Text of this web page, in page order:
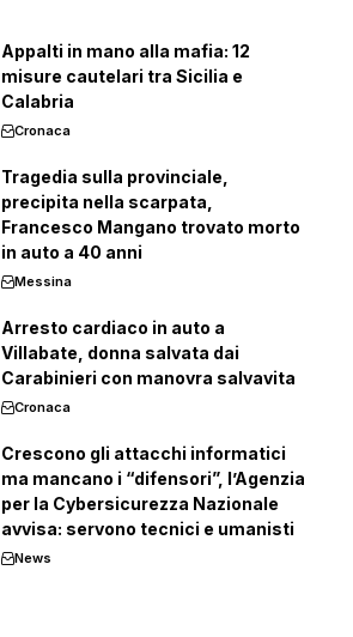
Appalti in mano alla mafia: 12
misure cautelari tra Sicilia e
Calabria
Cronaca
Tragedia sulla provinciale,
precipita nella scarpata,
Francesco Mangano trovato morto
in auto a 40 anni
Messina
Arresto cardiaco in auto a
Villabate, donna salvata dai
Carabinieri con manovra salvavita
Cronaca
Crescono gli attacchi informatici
ma mancano i “difensori”, l’Agenzia
per la Cybersicurezza Nazionale
avvisa: servono tecnici e umanisti
News